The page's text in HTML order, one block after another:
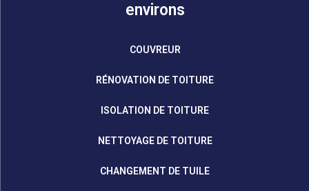
environs
COUVREUR
RÉNOVATION DE TOITURE
ISOLATION DE TOITURE
NETTOYAGE DE TOITURE
CHANGEMENT DE TUILE